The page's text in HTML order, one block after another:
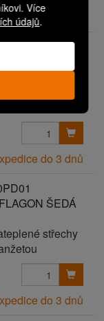
Více
údajů.
do 3 dnů
ŠEDÁ
střechy
do 3 dnů
ŠEDÁ
střechy
do 3 dnů